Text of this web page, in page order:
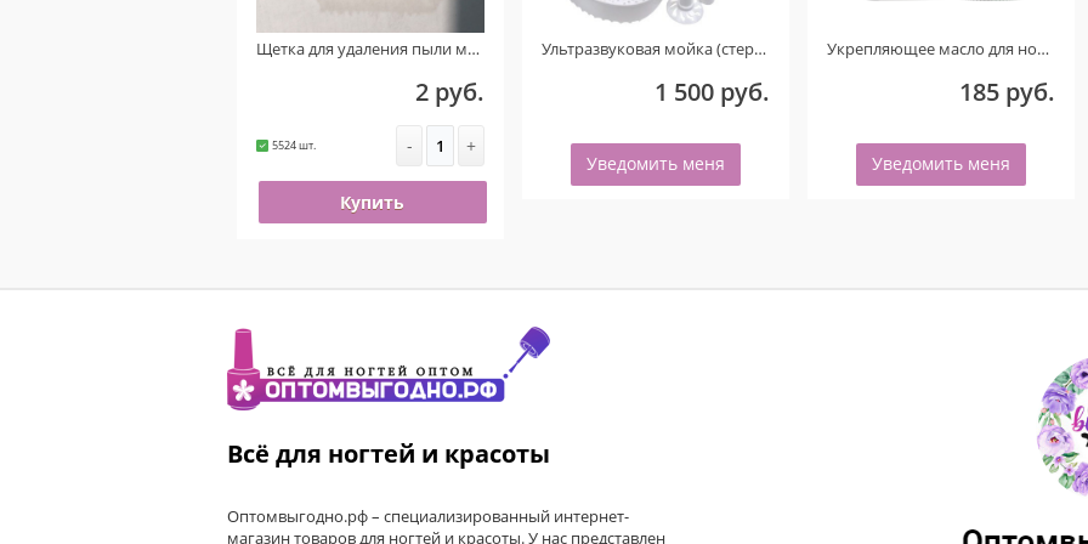
Щетка для удаления пыли маленькая (Прозрачная) УЦЕНКА!!! ( На пластике присутствует ржавчина )
+
Ультразвуковая мойка (стерилизатор) UC-6106 (Голубой) ТОЛЬКО ДЛЯ КЛИЕНТОВ ИЗ ГОРОДА ОМСКА! ДЕФЕКТ!
1 500 руб.
Уведомить меня
Укрепляющее масло для ногтей со смолой мастикового дерева и шиммером «PISTACHIO». 15 мл.
185 руб.
Уведомить меня
783
Уведомить меня
Всё для ногтей и красоты
Оптомвыгодно.рф – специализированный интернет-
магазин товаров для ногтей и красоты. У нас представлен